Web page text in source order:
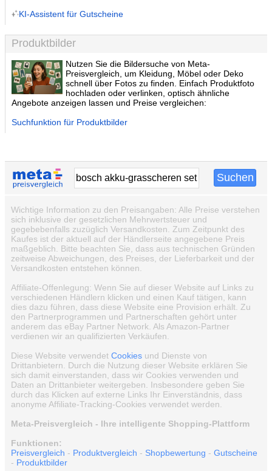
KI-Assistent für Gutscheine
Produktbilder
Nutzen Sie die Bildersuche von Meta-
Preisvergleich, um Kleidung, Möbel oder Deko
schnell über Fotos zu finden. Einfach Produktfoto
hochladen oder verlinken, optisch ähnliche
Angebote anzeigen lassen und Preise vergleichen:
Suchfunktion für Produktbilder
Wichtige Information zu den Preisangaben: Alle Preise verstehen
sich inklusive der gesetzlichen Mehrwertsteuer und
gegebebenfalls zuzüglich Versandkosten. Zum Zeitpunkt des
Kaufes ist der aktuell auf der Händlerseite angegebene Preis
maßgeblich. Bitte beachten Sie, dass aus technischen Gründen
zeitweise Abweichungen, des Preises, der Lieferbarkeit und der
Versandkosten entstehen können.
Affiliate-Offenlegung: Wenn Sie auf dieser Website auf Links zu
verschiedenen Händlern klicken und einen Kauf tätigen, kann
dies dazu führen, dass diese Website eine Provision erhält. Zu
den Partnerprogrammen und Partnerschaften gehört unter
anderem das eBay Partner Network. Als Amazon-Partner
verdienen wir an qualifizierten Verkäufen.
Diese Website verwendet Cookies und Dienste von
Drittanbietern. Durch die Nutzung dieser Website erklären Sie
sich damit einverstanden, dass wir Cookies verwenden und
Daten an Drittanbieter weitergeben. Insbesondere geben Sie
durch das Klicken auf externe Links Ihr Einverständnis, dass
anonyme Affiliate-Tracking-Cookies verwendet werden.
Meta-Preisvergleich - Ihre intelligente Shopping-Plattform
Funktionen:
Preisvergleich - Produktvergleich - Shopbewertung - Gutscheine
- Produktbilder